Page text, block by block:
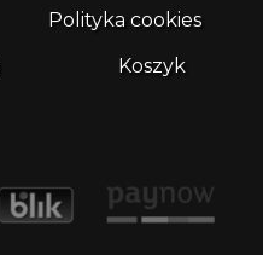
Polityka cookies
Koszyk